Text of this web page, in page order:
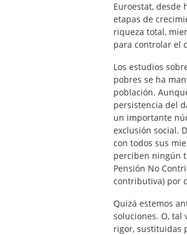
Euroestat, desde
etapas de
riqueza total,
para controlar el
Los estudios
pobres se ha
población.
persistencia del
un importante
exclusión social.
con todos sus
perciben ningún
Pensión No
contributiva) por
Quizá estemos
soluciones. O, tal
rigor, sustituidas